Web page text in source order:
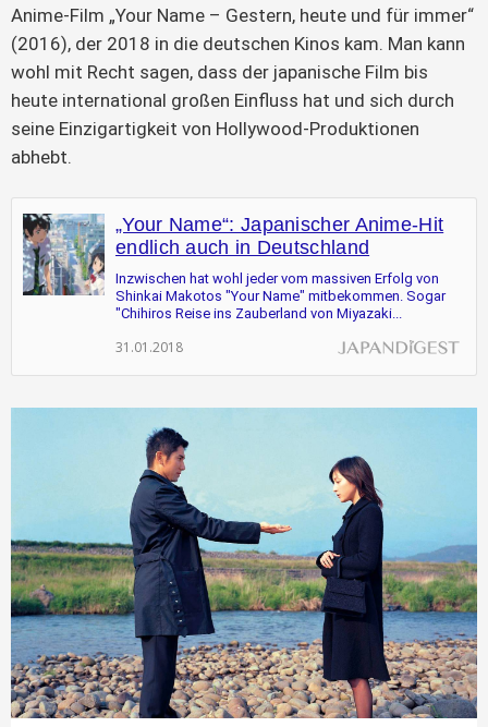
Anime-Film „Your Name – Gestern, heute und für immer“
(2016), der 2018 in die deutschen Kinos kam. Man kann
wohl mit Recht sagen, dass der japanische Film bis
heute international großen Einfluss hat und sich durch
seine Einzigartigkeit von Hollywood-Produktionen
abhebt.
„Your Name“: Japanischer Anime-Hit
endlich auch in Deutschland
Inzwischen hat wohl jeder vom massiven Erfolg von
Shinkai Makotos "Your Name" mitbekommen. Sogar
"Chihiros Reise ins Zauberland von Miyazaki...
31.01.2018